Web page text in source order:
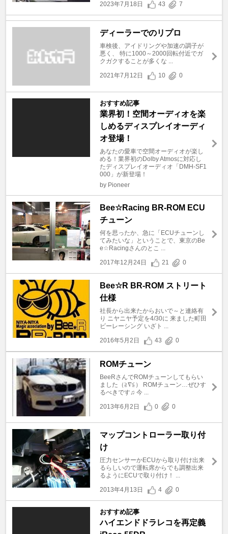
2023年7月18日
43 7
ディーラーでのリプロ
車検後、アイドリングや加速の調子が
悪く、 特に1000～2000回転付近でガ
クガクすることが多くな ...
2021年7月12日
10 0
おすすめ記事
業界初！空間オーディオを楽
しめるディスプレイオーディ
オ登場！
あなたの愛車で空間オーディオが楽し
める！業界初のDolby Atmosに対応し
たディスプレイオーディオ「DMH-SF1
000」が新登場！
by Pioneer
Bee☆Racing BR-ROM ECU
チューン
何を思ったか、急に「ECUチューンし
てみたいな」ということで、東京のBe
e☆Racingさんのとこ ...
2017年12月24日
21 0
Bee☆R BR-ROM ストリート
仕様
社長から出来たからおいで～と連絡有
り ニヤニヤ予定を4/30に 来ました町田
ビーレーシング いざト ...
2016年5月2日
43 0
ROMチューン
BeeRさんでROMチューンしてもらい
ました（≧∇≦） ROMチューン…ぜひす
るべきです♫ 今 ...
2013年6月2日
0 0
マップコントローラー取り付
け
圧力センサーかECUから取り付け出来
るらしいので運転席からでも調整出来
るようにECUで取り付け！ ...
2013年4月13日
4 0
おすすめ記事
ハイエンドドラレコを再定義